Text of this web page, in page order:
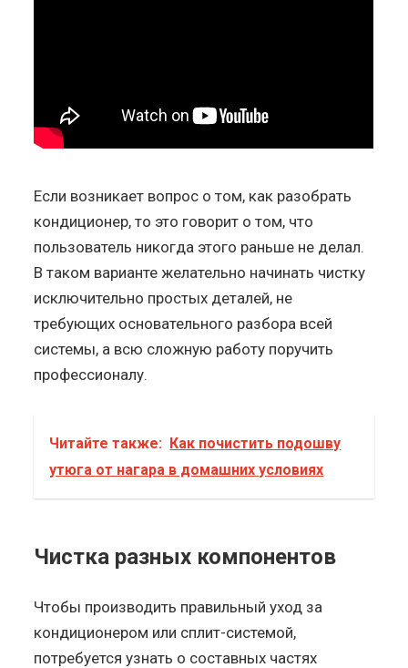
Если возникает вопрос о том, как разобрать
кондиционер, то это говорит о том, что
пользователь никогда этого раньше не делал.
В таком варианте желательно начинать чистку
исключительно простых деталей, не
требующих основательного разбора всей
системы, а всю сложную работу поручить
профессионалу.
Читайте также: Как почистить подошву
утюга от нагара в домашних условиях
Чистка разных компонентов
Чтобы производить правильный уход за
кондиционером или сплит-системой,
потребуется узнать о составных частях